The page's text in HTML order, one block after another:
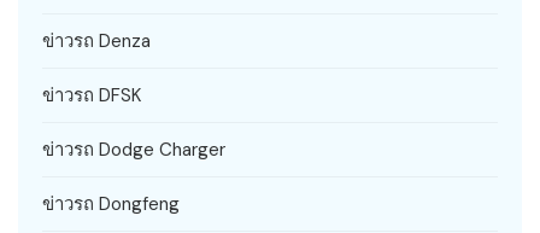
ข่าวรถ Denza
ข่าวรถ DFSK
ข่าวรถ Dodge Charger
ข่าวรถ Dongfeng